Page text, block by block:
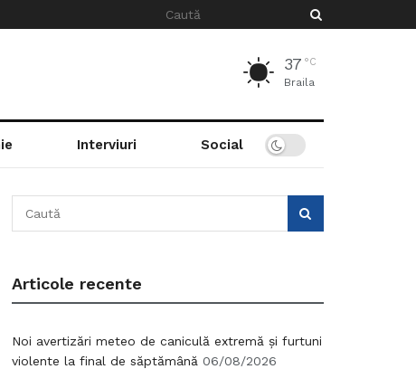
37 °C
Braila
Interviuri Social
Articole recente
Noi avertizări meteo de caniculă extremă și furtuni
violente la final de săptămână 06/08/2026